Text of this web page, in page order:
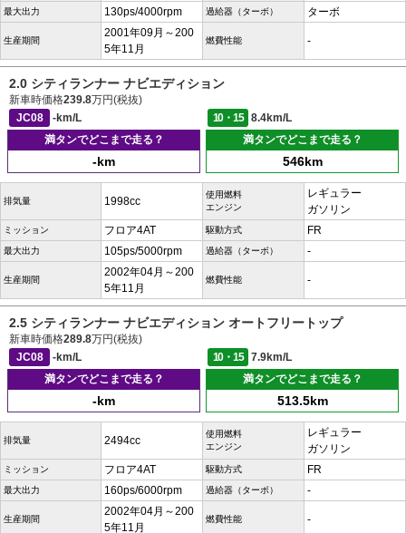
最大出力 130ps/4000rpm 過給器（ターボ） ターボ
生産期間
2001年09月～200
5年11月
燃費性能 -
2.0 シティランナー ナビエディション
新車時価格239.8万円(税抜)
JC08
-km/L 10・15
8.4km/L
満タンでどこまで走る？
-km
満タンでどこまで走る？
546km
排気量 1998cc
使用燃料
エンジン
レギュラー
ガソリン
ミッション フロア4AT 駆動方式 FR
最大出力 105ps/5000rpm 過給器（ターボ） -
生産期間
2002年04月～200
5年11月
燃費性能 -
2.5 シティランナー ナビエディション オートフリートップ
新車時価格289.8万円(税抜)
JC08
-km/L 10・15
7.9km/L
満タンでどこまで走る？
-km
満タンでどこまで走る？
513.5km
排気量 2494cc
使用燃料
エンジン
レギュラー
ガソリン
ミッション フロア4AT 駆動方式 FR
最大出力 160ps/6000rpm 過給器（ターボ） -
生産期間
2002年04月～200
5年11月
燃費性能 -